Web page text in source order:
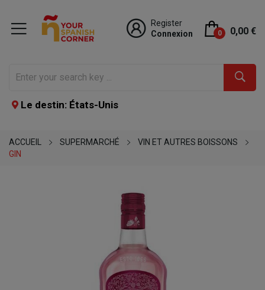
Register
Connexion
0 0,00 €
Le destin: États-Unis
ACCUEIL SUPERMARCHÉ
VIN ET AUTRES BOISSONS
GIN